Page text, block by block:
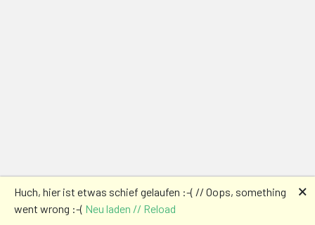
Huch, hier ist etwas schief gelaufen :-( // Oops, something
went wrong :-( Neu laden // Reload
🗙